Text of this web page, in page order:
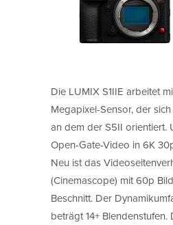
Die LUMIX S1IIE arbeitet
Megapixel-Sensor, der
an dem der S5II orientiert.
Open-Gate-Video in 6K
Neu ist das
(Cinemascope) mit 60p
Beschnitt. Der
beträgt 14+ Blendenstufen.